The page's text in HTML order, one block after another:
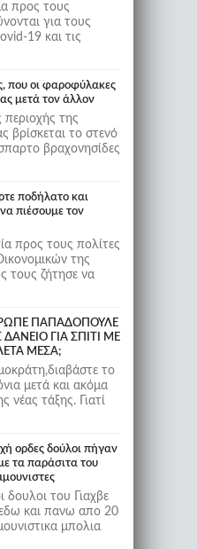
προς τους
για τους
19 και τις
που οι φαροφύλακες
μετά τον άλλον
της
βρίσκεται το στενό
βραχονησίδες
ποδήλατο και
πιέσουμε τον
προς τους πολίτες
της
τους ζήτησε να
ΠΑΠΑΔΟΠΟΥΛΕ
ΓΙΑ ΣΠΙΤΙ ΜΕ
ΜΕΣΑ;
το
μετά και ακόμα
νέας τάξης. Γιατί
ορδες δούλοι πήγαν
τα παράσιτα του
δουλοι του Γιαχβε
και πανω απο 20
μπολια